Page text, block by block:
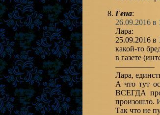
Гена:
26.09.2016 в
Лара:
25.09.2016 в
какой-то
в газете
—————
Лара,
А что тут
ВСЕГДА
произошло.
Так что не